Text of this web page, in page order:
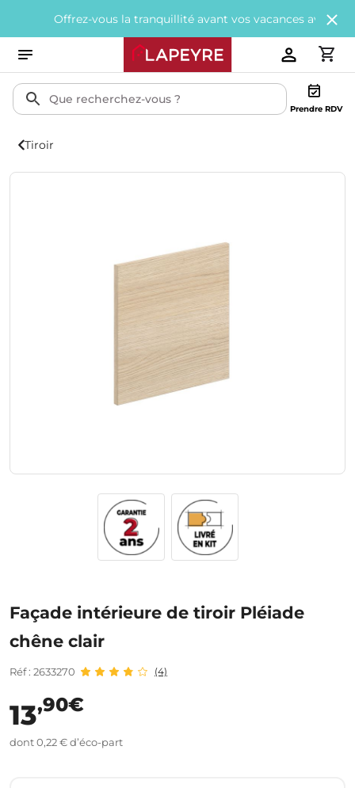
Offrez-vous la tranquillité avant vos vacances avec200€
Prendre RDV
Tiroir
Façade intérieure de tiroir Pléiade
chêne clair
Réf : 2633270 (4)
13,90€
dont 0,22 € d’éco-part